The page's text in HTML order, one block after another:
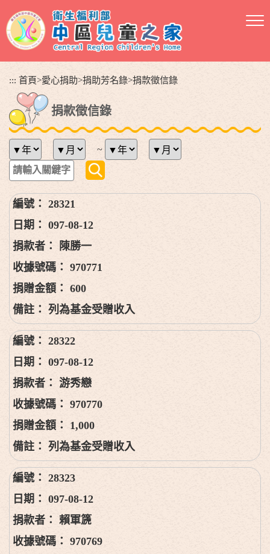
到
主
::: 首頁>愛心捐助>捐助芳名錄>捐款徵信錄
捐款徵信錄
~
28321
097-08-12
陳勝一
970771
600
列為基金受贈收入
28322
097-08-12
游秀戀
970770
1,000
列為基金受贈收入
28323
097-08-12
賴軍篪
970769